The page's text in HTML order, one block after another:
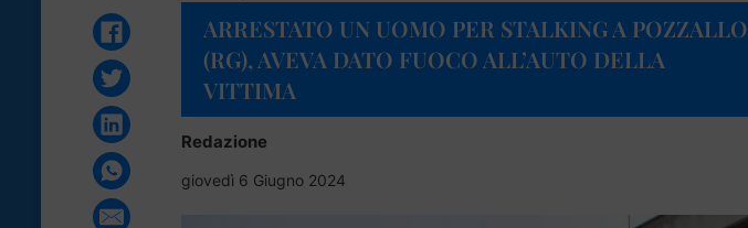
ARRESTATO UN UOMO PER STALKING A POZZALLO
(RG), AVEVA DATO FUOCO ALL’AUTO DELLA
VITTIMA
Redazione
giovedì 6 Giugno 2024